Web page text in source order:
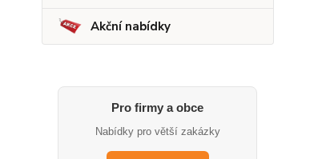
Akční nabídky
Pro firmy a obce
Nabídky pro větší zakázky